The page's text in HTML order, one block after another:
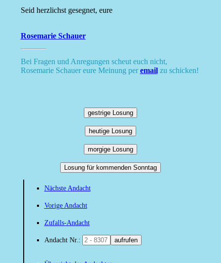
Seid herzlichst gesegnet, eure
Rosemarie Schauer
Bei Fragen und Anregungen scheut euch nicht,
Rosemarie Schauer eure Meinung peremailzu schicken!
gestrige Losung
heutige Losung
morgige Losung
Losung für kommenden Sonntag
Nächste Andacht
Vorige Andacht
Zufalls-Andacht
Andacht Nr.: aufrufen